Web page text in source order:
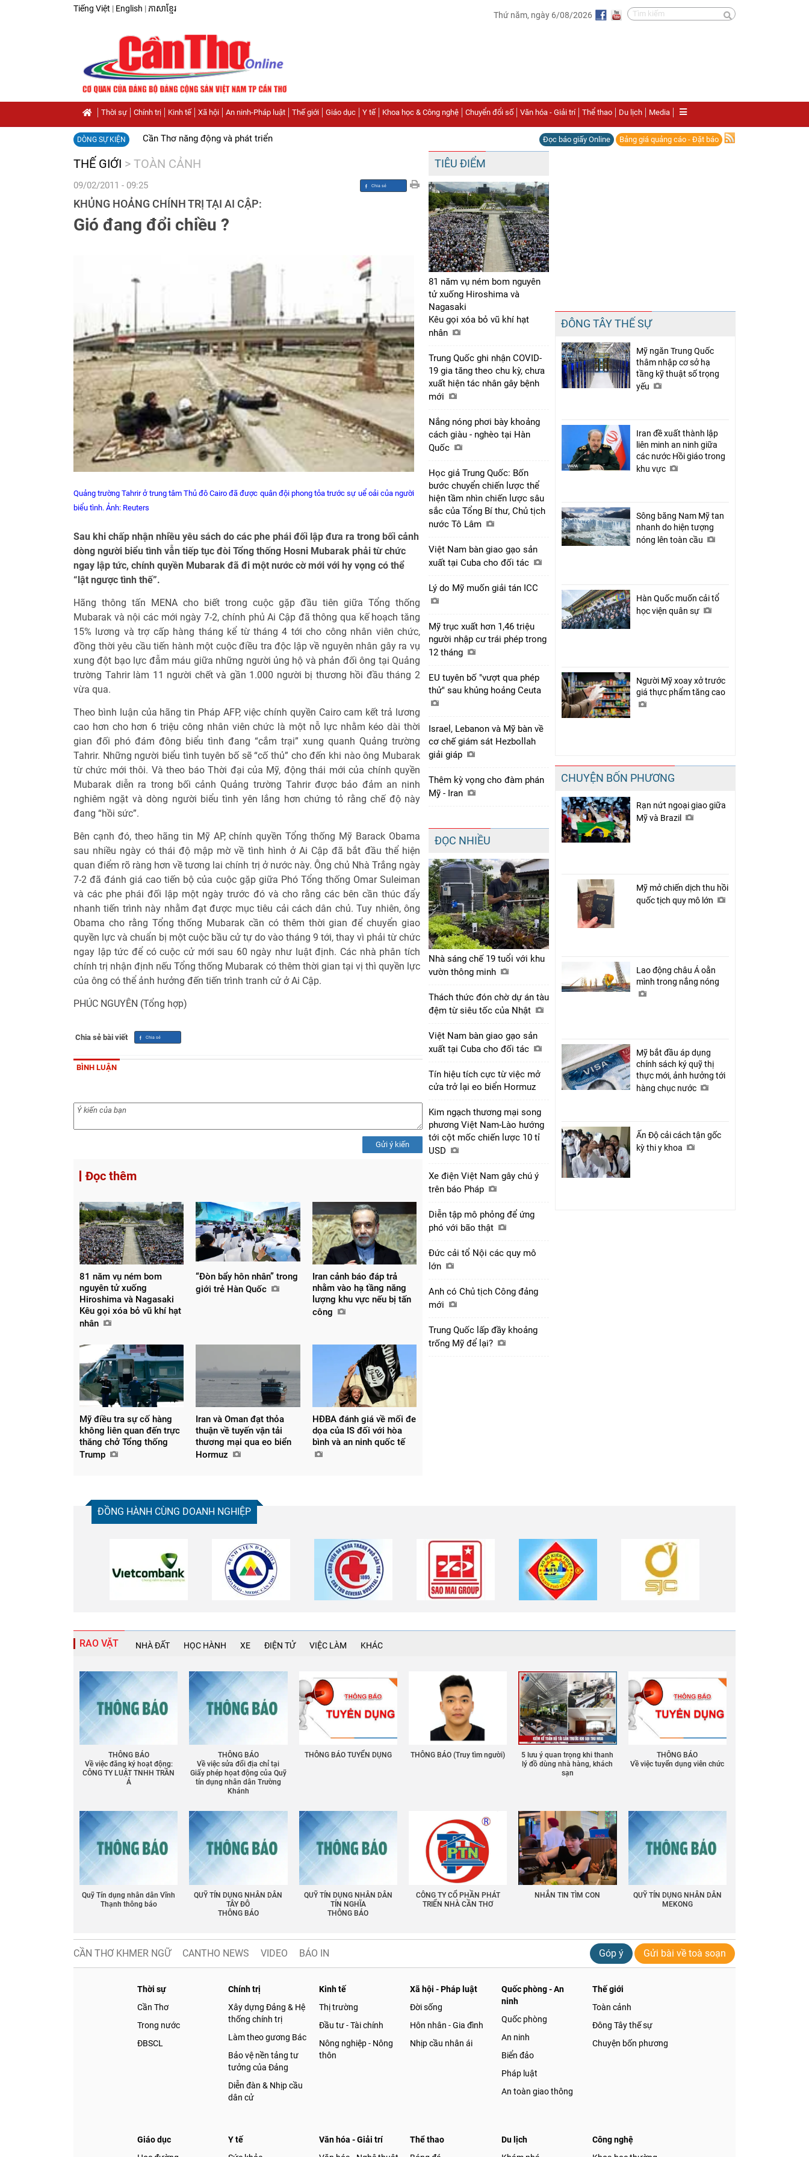
Tiếng Việt | English | ភាសាខ្មែរ
Thứ năm, ngày 6/08/2026
Thời sự Chính trị Kinh tế Xã hội An ninh-Pháp luật Thế giới Giáo dục Y tế Khoa học & Công nghệ Chuyển đổi số Văn hóa - Giải trí Thể thao Du lịch Media
DÒNG SỰ KIỆN Cần Thơ năng động và phát triển Đọc báo giấy Online Bảng giá quảng cáo - Đặt báo
THẾ GIỚI > TOÀN CẢNH
09/02/2011 - 09:25
Chia sẻ
Facebook
KHỦNG HOẢNG CHÍNH TRỊ TẠI AI CẬP:
Gió đang đổi chiều ?
Quảng trường Tahrir ở trung tâm Thủ đô Cairo đã được quân đội phong tỏa trước sự uể oải của người
biểu tình. Ảnh: Reuters
Sau khi chấp nhận nhiều yêu sách do các phe phái đối lập đưa ra trong bối cảnh
dòng người biểu tình vẫn tiếp tục đòi Tổng thống Hosni Mubarak phải từ chức
ngay lập tức, chính quyền Mubarak đã đi một nước cờ mới với hy vọng có thể
“lật ngược tình thế”.
Hãng thông tấn MENA cho biết trong cuộc gặp đầu tiên giữa Tổng thống
Mubarak và nội các mới ngày 7-2, chính phủ Ai Cập đã thông qua kế hoạch tăng
15% lương và trợ cấp hàng tháng kể từ tháng 4 tới cho công nhân viên chức,
đồng thời yêu cầu tiến hành một cuộc điều tra độc lập về nguyên nhân gây ra vụ
xung đột bạo lực đẫm máu giữa những người ủng hộ và phản đối ông tại Quảng
trường Tahrir làm 11 người chết và gần 1.000 người bị thương hồi đầu tháng 2
vừa qua.
Theo bình luận của hãng tin Pháp AFP, việc chính quyền Cairo cam kết trả lương
cao hơn cho hơn 6 triệu công nhân viên chức là một nỗ lực nhằm kéo dài thời
gian đối phó đám đông biểu tình đang “cắm trại” xung quanh Quảng trường
Tahrir. Những người biểu tình tuyên bố sẽ “cố thủ” cho đến khi nào ông Mubarak
từ chức mới thôi. Và theo báo Thời đại của Mỹ, động thái mới của chính quyền
Mubarak diễn ra trong bối cảnh Quảng trường Tahrir được bảo đảm an ninh
nghiêm ngặt và dòng người biểu tình yên lắng hơn chứng tỏ rằng chế độ này
đang “hồi sức”.
Bên cạnh đó, theo hãng tin Mỹ AP, chính quyền Tổng thống Mỹ Barack Obama
sau nhiều ngày có thái độ mập mờ về tình hình ở Ai Cập đã bắt đầu thể hiện
quan điểm rõ ràng hơn về tương lai chính trị ở nước này. Ông chủ Nhà Trắng ngày
7-2 đã đánh giá cao tiến bộ của cuộc gặp giữa Phó Tổng thống Omar Suleiman
và các phe phái đối lập một ngày trước đó và cho rằng các bên cần thúc đẩy
nhanh tiến trình này nhằm đạt được mục tiêu cải cách dân chủ. Tuy nhiên, ông
Obama cho rằng Tổng thống Mubarak cần có thêm thời gian để chuyển giao
quyền lực và chuẩn bị một cuộc bầu cử tự do vào tháng 9 tới, thay vì phải từ chức
ngay lập tức để có cuộc cử mới sau 60 ngày như luật định. Các nhà phân tích
chính trị nhận định nếu Tổng thống Mubarak có thêm thời gian tại vị thì quyền lực
của ông có thể ảnh hưởng đến tiến trình tranh cử ở Ai Cập.
PHÚC NGUYÊN (Tổng hợp)
Chia sẻ bài viết
Facebook
BÌNH LUẬN
Gửi ý kiến
Đọc thêm
81 năm vụ ném bom
nguyên tử xuống
Hiroshima và Nagasaki
Kêu gọi xóa bỏ vũ khí hạt
nhân
“Đòn bẩy hôn nhân” trong
giới trẻ Hàn Quốc
Iran cảnh báo đáp trả
nhằm vào hạ tầng năng
lượng khu vực nếu bị tấn
công
Mỹ điều tra sự cố hàng
không liên quan đến trực
thăng chở Tổng thống
Trump
Iran và Oman đạt thỏa
thuận về tuyến vận tải
thương mại qua eo biển
Hormuz
HĐBA đánh giá về mối đe
dọa của IS đối với hòa
bình và an ninh quốc tế
TIÊU ĐIỂM
81 năm vụ ném bom nguyên
tử xuống Hiroshima và
Nagasaki
Kêu gọi xóa bỏ vũ khí hạt
nhân
Trung Quốc ghi nhận COVID-
19 gia tăng theo chu kỳ, chưa
xuất hiện tác nhân gây bệnh
mới
Nắng nóng phơi bày khoảng
cách giàu - nghèo tại Hàn
Quốc
Học giả Trung Quốc: Bốn
bước chuyển chiến lược thể
hiện tầm nhìn chiến lược sâu
sắc của Tổng Bí thư, Chủ tịch
nước Tô Lâm
Việt Nam bàn giao gạo sản
xuất tại Cuba cho đối tác
Lý do Mỹ muốn giải tán ICC
Mỹ trục xuất hơn 1,46 triệu
người nhập cư trái phép trong
12 tháng
EU tuyên bố "vượt qua phép
thử" sau khủng hoảng Ceuta
Israel, Lebanon và Mỹ bàn về
cơ chế giám sát Hezbollah
giải giáp
Thêm kỳ vọng cho đàm phán
Mỹ - Iran
ĐỌC NHIỀU
Nhà sáng chế 19 tuổi với khu
vườn thông minh
Thách thức đón chờ dự án tàu
đệm từ siêu tốc của Nhật
Việt Nam bàn giao gạo sản
xuất tại Cuba cho đối tác
Tín hiệu tích cực từ việc mở
cửa trở lại eo biển Hormuz
Kim ngạch thương mại song
phương Việt Nam-Lào hướng
tới cột mốc chiến lược 10 tỉ
USD
Xe điện Việt Nam gây chú ý
trên báo Pháp
Diễn tập mô phỏng để ứng
phó với bão thật
Đức cải tổ Nội các quy mô
lớn
Anh có Chủ tịch Công đảng
mới
Trung Quốc lấp đầy khoảng
trống Mỹ để lại?
ĐÔNG TÂY THẾ SỰ
Mỹ ngăn Trung Quốc
thâm nhập cơ sở hạ
tầng kỹ thuật số trọng
yếu
Iran đề xuất thành lập
liên minh an ninh giữa
các nước Hồi giáo trong
khu vực
Sông băng Nam Mỹ tan
nhanh do hiện tượng
nóng lên toàn cầu
Hàn Quốc muốn cải tổ
học viện quân sự
Người Mỹ xoay xở trước
giá thực phẩm tăng cao
CHUYỆN BỐN PHƯƠNG
Rạn nứt ngoại giao giữa
Mỹ và Brazil
Mỹ mở chiến dịch thu hồi
quốc tịch quy mô lớn
Lao động châu Á oằn
mình trong nắng nóng
Mỹ bắt đầu áp dụng
chính sách ký quỹ thị
thực mới, ảnh hưởng tới
hàng chục nước
Ấn Độ cải cách tận gốc
kỳ thi y khoa
ĐỒNG HÀNH CÙNG DOANH NGHIỆP
RAO VẶT NHÀ ĐẤT HỌC HÀNH XE ĐIỆN TỬ VIỆC LÀM KHÁC
THÔNG BÁO
Về việc đăng ký hoạt động:
CÔNG TY LUẬT TNHH TRẦN
Á
THÔNG BÁO
Về việc sửa đổi địa chỉ tại
Giấy phép họat động của Quỹ
tín dụng nhân dân Trường
Khánh
THÔNG BÁO TUYỂN DỤNG THÔNG BÁO (Truy tìm người)
5 lưu ý quan trọng khi thanh
lý đồ dùng nhà hàng, khách
sạn
THÔNG BÁO
Về việc tuyển dụng viên chức
Quỹ Tín dụng nhân dân Vĩnh
Thạnh thông báo
QUỸ TÍN DỤNG NHÂN DÂN
TÂY ĐÔ
THÔNG BÁO
QUỸ TÍN DỤNG NHÂN DÂN
TÍN NGHĨA
THÔNG BÁO
CÔNG TY CỔ PHẦN PHÁT
TRIỂN NHÀ CẦN THƠ
NHẮN TIN TÌM CON
QUỸ TÍN DỤNG NHÂN DÂN
MEKONG
CẦN THƠ KHMER NGỮ CANTHO NEWS VIDEO BÁO IN Góp ý Gửi bài về toà soạn
Thời sự
Cần Thơ
Trong nước
ĐBSCL
Chính trị
Xây dựng Đảng & Hệ
thống chính trị
Làm theo gương Bác
Bảo vệ nền tảng tư
tưởng của Đảng
Diễn đàn & Nhịp cầu
dân cử
Kinh tế
Thị trường
Đầu tư - Tài chính
Nông nghiệp - Nông
thôn
Xã hội - Pháp luật
Đời sống
Hôn nhân - Gia đình
Nhịp cầu nhân ái
Quốc phòng - An
ninh
Quốc phòng
An ninh
Biển đảo
Pháp luật
An toàn giao thông
Thế giới
Toàn cảnh
Đông Tây thế sự
Chuyện bốn phương
Giáo dục
Y tế
Văn hóa - Giải trí
Thể thao
Du lịch
Công nghệ